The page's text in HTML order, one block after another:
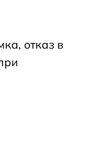
отказ в